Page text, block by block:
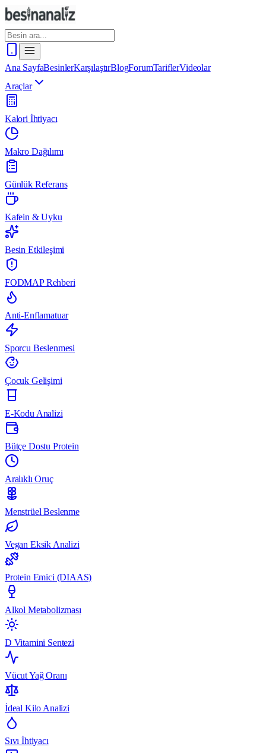
Ana SayfaBesinlerKarşılaştırBlogForumTariflerVideolar
Araçlar
Kalori İhtiyacı
Makro Dağılımı
Günlük Referans
Kafein & Uyku
Besin Etkileşimi
FODMAP Rehberi
Anti-Enflamatuar
Sporcu Beslenmesi
Çocuk Gelişimi
E-Kodu Analizi
Bütçe Dostu Protein
Aralıklı Oruç
Menstrüel Beslenme
Vegan Eksik Analizi
Protein Emici (DIAAS)
Alkol Metabolizması
D Vitamini Sentezi
Vücut Yağ Oranı
İdeal Kilo Analizi
Sıvı İhtiyacı